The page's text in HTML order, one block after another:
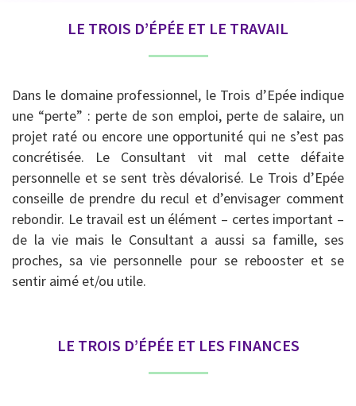
LE TROIS D’ÉPÉE ET LE TRAVAIL
Dans le domaine professionnel, le Trois d’Epée indique
une “perte” : perte de son emploi, perte de salaire, un
projet raté ou encore une opportunité qui ne s’est pas
concrétisée. Le Consultant vit mal cette défaite
personnelle et se sent très dévalorisé. Le Trois d’Epée
conseille de prendre du recul et d’envisager comment
rebondir. Le travail est un élément – certes important –
de la vie mais le Consultant a aussi sa famille, ses
proches, sa vie personnelle pour se rebooster et se
sentir aimé et/ou utile.
LE TROIS D’ÉPÉE ET LES FINANCES